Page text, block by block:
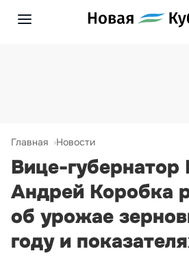
Главная Новости
Вице-губернатор
Андрей Коробка
об урожае
году и